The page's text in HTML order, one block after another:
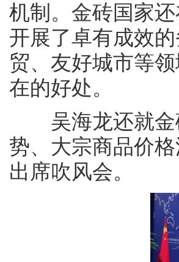
机制。金砖国家
开展了卓有成效
贸、友好城市等
在的好处。
吴海龙还就金
势、大宗商品价
出席吹风会。